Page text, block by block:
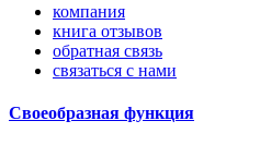
компания
книга отзывов
обратная связь
связаться с нами
Своеобразная функция